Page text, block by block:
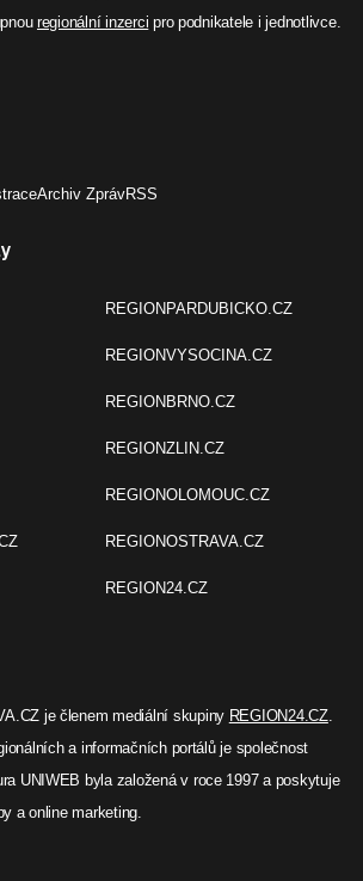
regionální inzerci pro podnikatele i jednotlivce.
Archiv ZprávRSS
REGIONPARDUBICKO.CZ
REGIONVYSOCINA.CZ
REGIONBRNO.CZ
REGIONZLIN.CZ
REGIONOLOMOUC.CZ
REGIONOSTRAVA.CZ
REGION24.CZ
je členem mediální skupiny REGION24.CZ.
a informačních portálů je společnost
UNIWEB byla založená v roce 1997 a poskytuje
a online marketing.